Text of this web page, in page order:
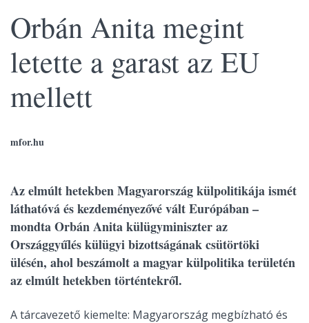
Orbán Anita megint
letette a garast az EU
mellett
mfor.hu
Az elmúlt hetekben Magyarország külpolitikája ismét
láthatóvá és kezdeményezővé vált Európában –
mondta Orbán Anita külügyminiszter az
Országgyűlés külügyi bizottságának csütörtöki
ülésén, ahol beszámolt a magyar külpolitika területén
az elmúlt hetekben történtekről.
A tárcavezető kiemelte: Magyarország megbízható és